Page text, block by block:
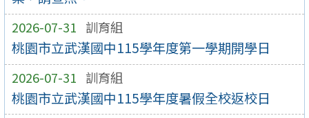
2026-07-31 訓育組
桃園市立武漢國中115學年度第一學期開學日
2026-07-31 訓育組
桃園市立武漢國中115學年度暑假全校返校日